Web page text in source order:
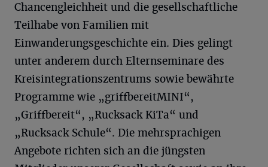
Chancengleichheit und die gesellschaftliche
Teilhabe von Familien mit
Einwanderungsgeschichte ein. Dies gelingt
unter anderem durch Elternseminare des
Kreisintegrationszentrums sowie bewährte
Programme wie „griffbereitMINI“,
„Griffbereit“, „Rucksack KiTa“ und
„Rucksack Schule“. Die mehrsprachigen
Angebote richten sich an die jüngsten